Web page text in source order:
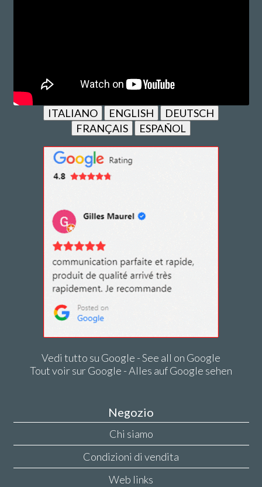
ITALIANO ENGLISH
DEUTSCH
FRANÇAIS
ESPAÑOL
Vedi tutto su Google - See all on Google
Tout voir sur Google - Alles auf Google sehen
Negozio
Chi siamo
Condizioni di vendita
Web links